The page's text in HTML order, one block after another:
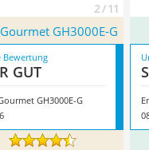
2 / 11
‎GH3000E-G
Bewertung
GUT
‎GH3000E-G